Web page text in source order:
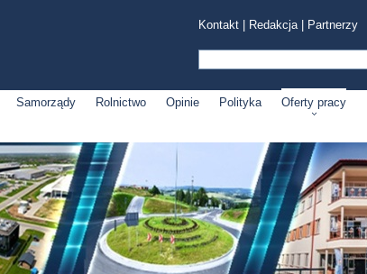
Kontakt Redakcja| Partnerzy
Samorządy Rolnictwo Opinie Polityka Oferty pracy